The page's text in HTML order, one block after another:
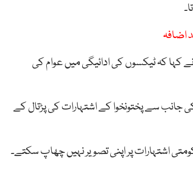
کہا کہ ٹیکسوں کی ادائیگی میں عوام کی
سے پختونخوا کے اشتہارات کی پڑتال کے
اشتہارات پر اپنی تصویر نہیں چھاپ سکتے۔